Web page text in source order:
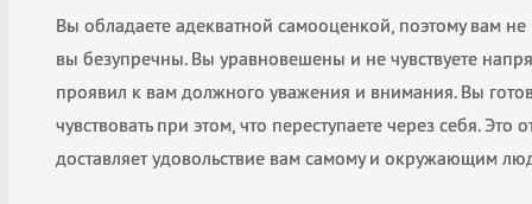
Вы обладаете адекватной самооценкой, поэтому вам
вы безупречны. Вы уравновешены и не чувствуете
проявил к вам должного уважения и внимания. Вы
чувствовать при этом, что переступаете через себя. Это
доставляет удовольствие вам самому и окружающим